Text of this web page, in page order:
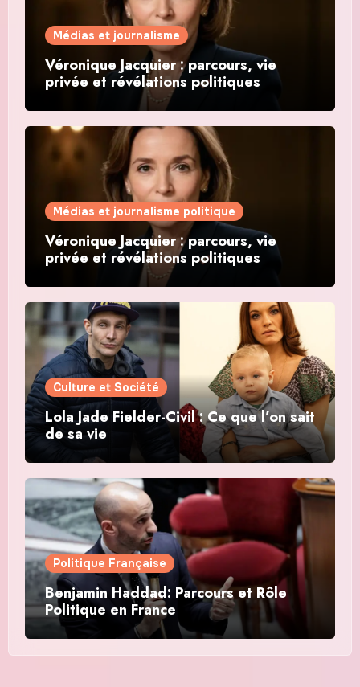
Médias et journalisme
Véronique Jacquier : parcours, vie
privée et révélations politiques
Médias et journalisme politique
Véronique Jacquier : parcours, vie
privée et révélations politiques
Culture et Société
Lola Jade Fielder-Civil : Ce que l’on sait
de sa vie
Politique Française
Benjamin Haddad: Parcours et Rôle
Politique en France